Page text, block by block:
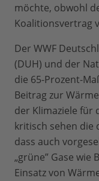
möchte, obwohl
Koalitionsvertrag
Der WWF
(DUH) und der
die 65-Prozent-
Beitrag zur
der Klimaziele für
kritisch sehen die
dass auch
„grüne” Gase
Einsatz von